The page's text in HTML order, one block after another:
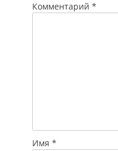
Комментарий *
Имя *